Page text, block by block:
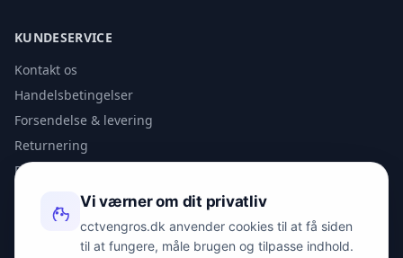
KUNDESERVICE
Kontakt os
Handelsbetingelser
Forsendelse & levering
Returnering
Privatlivspolitik
KONTAKT
info@spyman.dk
Vi værner om dit privatliv
cctvengros.dk anvender cookies til at få siden
til at fungere, måle brugen og tilpasse indhold.